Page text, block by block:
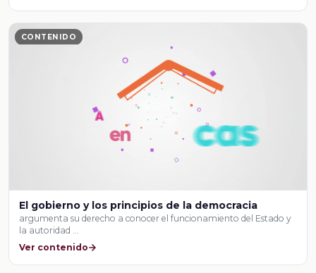
CONTENIDO
El gobierno y los principios de la democracia
argumenta su derecho a conocer el funcionamiento del Estado y
la autoridad …
Ver contenido